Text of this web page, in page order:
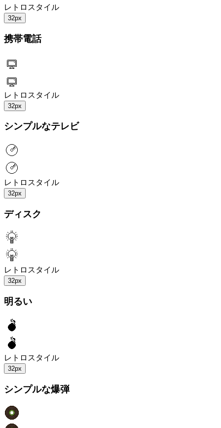
レトロスタイル
32px
携帯電話
レトロスタイル
32px
シンプルなテレビ
レトロスタイル
32px
ディスク
レトロスタイル
32px
明るい
レトロスタイル
32px
シンプルな爆弾